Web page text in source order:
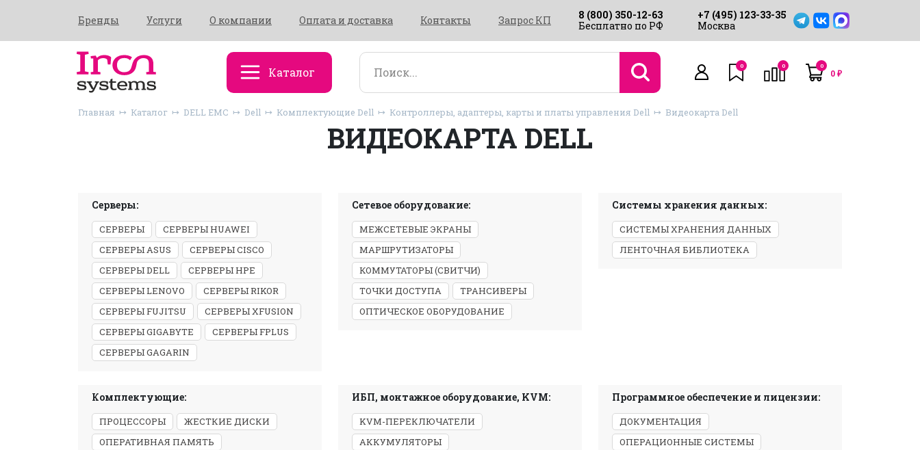
Бренды Услуги О компании Оплата и доставка Контакты Запрос КП
8 (800) 350-12-63
Бесплатно по РФ
+7 (495) 123-33-35
Москва
Каталог 0 0 0
0₽
Главная Каталог DELL EMC Dell Комплектующие Dell Контроллеры, адаптеры, карты и платы управления Dell Видеокарта Dell
ВИДЕОКАРТА DELL
Серверы:
СЕРВЕРЫ
СЕРВЕРЫ HUAWEI
СЕРВЕРЫ ASUS
СЕРВЕРЫ CISCO
СЕРВЕРЫ DELL
СЕРВЕРЫ HPE
СЕРВЕРЫ LENOVO
СЕРВЕРЫ RIKOR
СЕРВЕРЫ FUJITSU
СЕРВЕРЫ XFUSION
СЕРВЕРЫ GIGABYTE
СЕРВЕРЫ FPLUS
СЕРВЕРЫ GAGARIN
Сетевое оборудование:
МЕЖСЕТЕВЫЕ ЭКРАНЫ
МАРШРУТИЗАТОРЫ
КОММУТАТОРЫ (СВИТЧИ)
ТОЧКИ ДОСТУПА
ТРАНСИВЕРЫ
ОПТИЧЕСКОЕ ОБОРУДОВАНИЕ
Системы хранения данных:
СИСТЕМЫ ХРАНЕНИЯ ДАННЫХ
ЛЕНТОЧНАЯ БИБЛИОТЕКА
Комплектующие:
ПРОЦЕССОРЫ
ЖЕСТКИЕ ДИСКИ
ОПЕРАТИВНАЯ ПАМЯТЬ
ИБП, монтажное оборудование, KVM:
KVM-ПЕРЕКЛЮЧАТЕЛИ
АККУМУЛЯТОРЫ
Программное обеспечение и лицензии:
ДОКУМЕНТАЦИЯ
ОПЕРАЦИОННЫЕ СИСТЕМЫ